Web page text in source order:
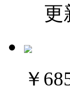
更
￥